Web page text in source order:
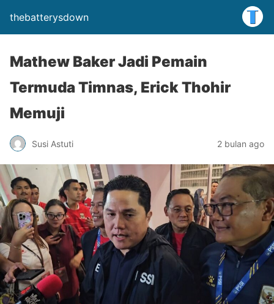
thebatterysdown
Mathew Baker Jadi Pemain
Termuda Timnas, Erick Thohir
Memuji
Susi Astuti 2 bulan ago